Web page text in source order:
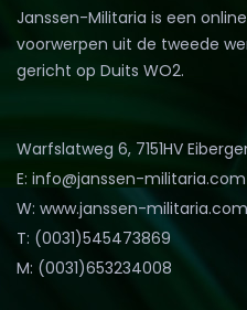
Janssen-Militaria is een
voorwerpen uit de tweede
gericht op Duits WO2.
Warfslatweg 6, 7151HV
E: info@janssen-militaria.com
W: www.janssen-militaria.com
T: (0031)545473869
M: (0031)653234008